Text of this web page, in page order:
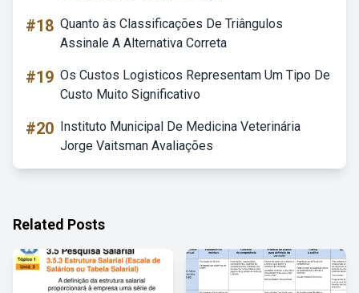
#18 Quanto às Classificações De Triângulos
Assinale A Alternativa Correta
#19 Os Custos Logisticos Representam Um Tipo De
Custo Muito Significativo
#20 Instituto Municipal De Medicina Veterinária
Jorge Vaitsman Avaliações
Related Posts